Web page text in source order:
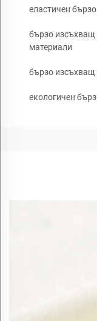
еластичен
бързо изсъхващ
материали
бързо изсъхващ
екологичен